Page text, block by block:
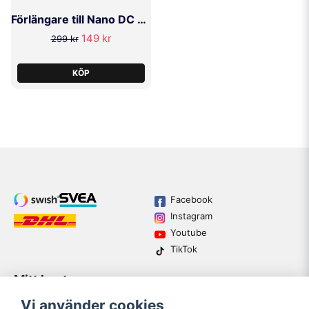
Förlängare till Nano DC Polermaskin
299 kr 149 kr
KÖP
Facebook
Instagram
Youtube
TikTok
Mitt konto
Logga in
Vi använder cookies